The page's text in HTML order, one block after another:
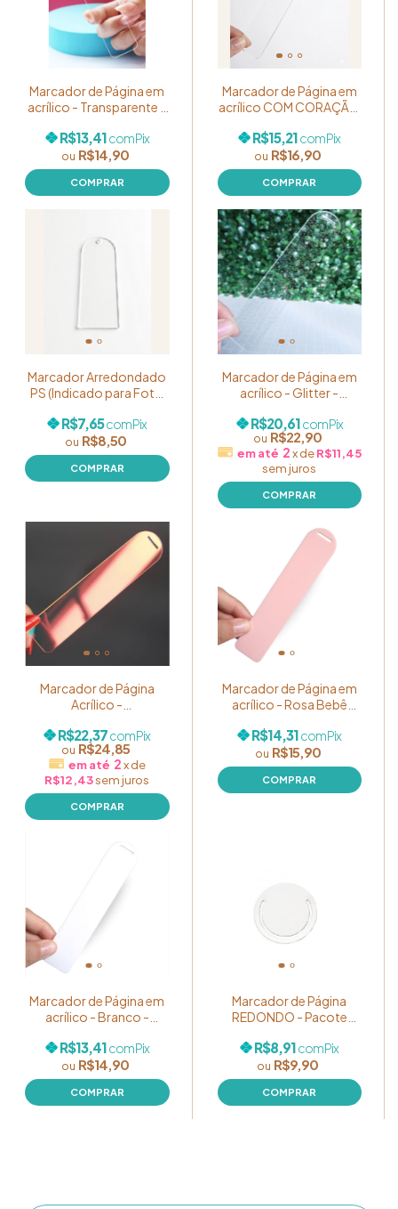
Marcador de Página em
acrílico - Transparente -
05 unidades
R$14,90
R$13,41comPix
Marcador de Página em
acrílico COM CORAÇÃO
05 unidades
R$16,90
R$15,21comPix
Marcador Arredondado
PS (Indicado para Foto
Pacote com 05
unidades
R$8,50
R$7,65comPix
Marcador de Página em
acrílico - Glitter -
05 unidades
R$22,90
R$20,61comPix
2xdeR$11,45
sem juros
Marcador de Página
Acrílico -
cor - 3x14cm - Pacote
com 05 unidades
R$24,85
R$22,37comPix
2xde
R$12,43sem juros
Marcador de Página em
acrílico - Rosa Bebê
Pacote com 05
unidades
R$15,90
R$14,31comPix
Marcador de Página em
acrílico - Branco -
05 unidades
R$14,90
R$13,41comPix
Marcador de Página
REDONDO - Pacote
R$9,90
R$8,91comPix